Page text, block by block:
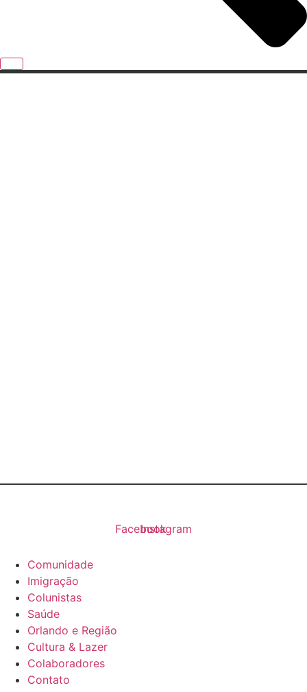
FacebookInstagram
Comunidade
Imigração
Colunistas
Saúde
Orlando e Região
Cultura & Lazer
Colaboradores
Contato